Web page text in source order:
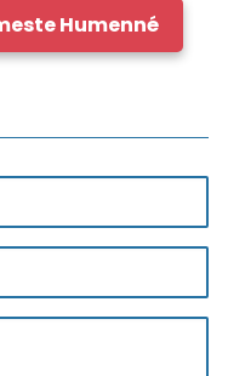
Humenné